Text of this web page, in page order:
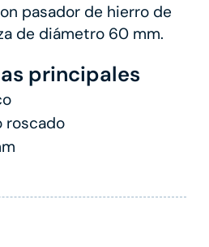
pasador de hierro de
de diámetro 60 mm.
principales
roscado